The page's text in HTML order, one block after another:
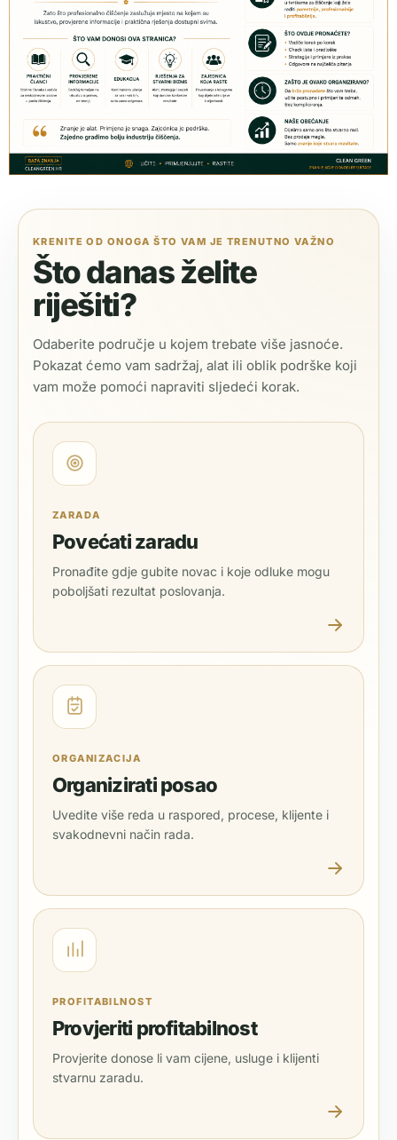
KRENITE OD ONOGA ŠTO VAM JE TRENUTNO VAŽNO
Što danas želite
riješiti?
Odaberite područje u kojem trebate više jasnoće.
Pokazat ćemo vam sadržaj, alat ili oblik podrške koji
vam može pomoći napraviti sljedeći korak.
ZARADA
Povećati zaradu
Pronađite gdje gubite novac i koje odluke mogu
poboljšati rezultat poslovanja.
ORGANIZACIJA
Organizirati posao
Uvedite više reda u raspored, procese, klijente i
svakodnevni način rada.
PROFITABILNOST
Provjeriti profitabilnost
Provjerite donose li vam cijene, usluge i klijenti
stvarnu zaradu.